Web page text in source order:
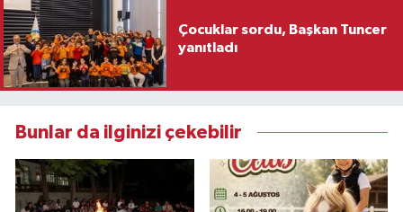
Çocuklar sordu, Başkan Tuncer
yanıtladı
Bunlar da ilginizi çekebilir